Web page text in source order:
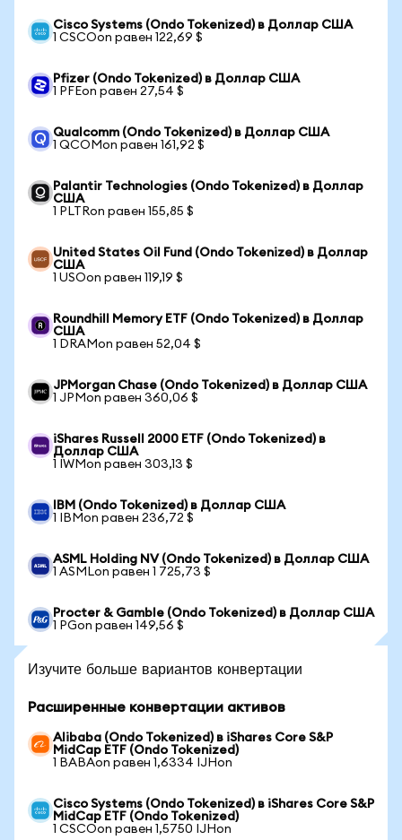
Cisco Systems (Ondo Tokenized) в Доллар США
1 CSCOon равен 122,69 $
Pfizer (Ondo Tokenized) в Доллар США
1 PFEon равен 27,54 $
Qualcomm (Ondo Tokenized) в Доллар США
1 QCOMon равен 161,92 $
Palantir Technologies (Ondo Tokenized) в Доллар
США
1 PLTRon равен 155,85 $
United States Oil Fund (Ondo Tokenized) в Доллар
США
1 USOon равен 119,19 $
Roundhill Memory ETF (Ondo Tokenized) в Доллар
США
1 DRAMon равен 52,04 $
JPMorgan Chase (Ondo Tokenized) в Доллар США
1 JPMon равен 360,06 $
iShares Russell 2000 ETF (Ondo Tokenized) в
Доллар США
1 IWMon равен 303,13 $
IBM (Ondo Tokenized) в Доллар США
1 IBMon равен 236,72 $
ASML Holding NV (Ondo Tokenized) в Доллар США
1 ASMLon равен 1 725,73 $
Procter & Gamble (Ondo Tokenized) в Доллар США
1 PGon равен 149,56 $
Изучите больше вариантов конвертации
Расширенные конвертации активов
Alibaba (Ondo Tokenized) в iShares Core S&P
MidCap ETF (Ondo Tokenized)
1 BABAon равен 1,6334 IJHon
Cisco Systems (Ondo Tokenized) в iShares Core S&P
MidCap ETF (Ondo Tokenized)
1 CSCOon равен 1,5750 IJHon